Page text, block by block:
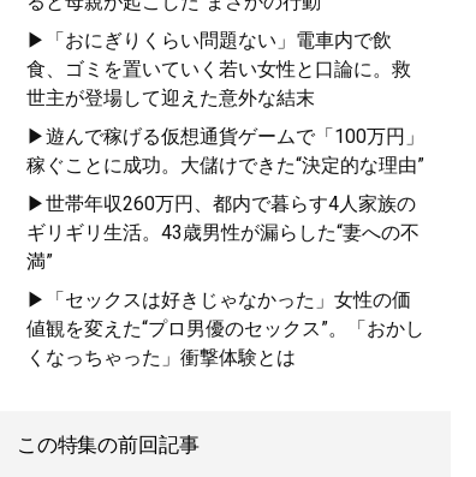
▶「おにぎりくらい問題ない」電車内で飲
食、ゴミを置いていく若い女性と口論に。救
世主が登場して迎えた意外な結末
▶遊んで稼げる仮想通貨ゲームで「100万円」
稼ぐことに成功。大儲けできた“決定的な理由”
▶世帯年収260万円、都内で暮らす4人家族の
ギリギリ生活。43歳男性が漏らした“妻への不
満”
▶「セックスは好きじゃなかった」女性の価
値観を変えた“プロ男優のセックス”。「おかし
くなっちゃった」衝撃体験とは
この特集の前回記事